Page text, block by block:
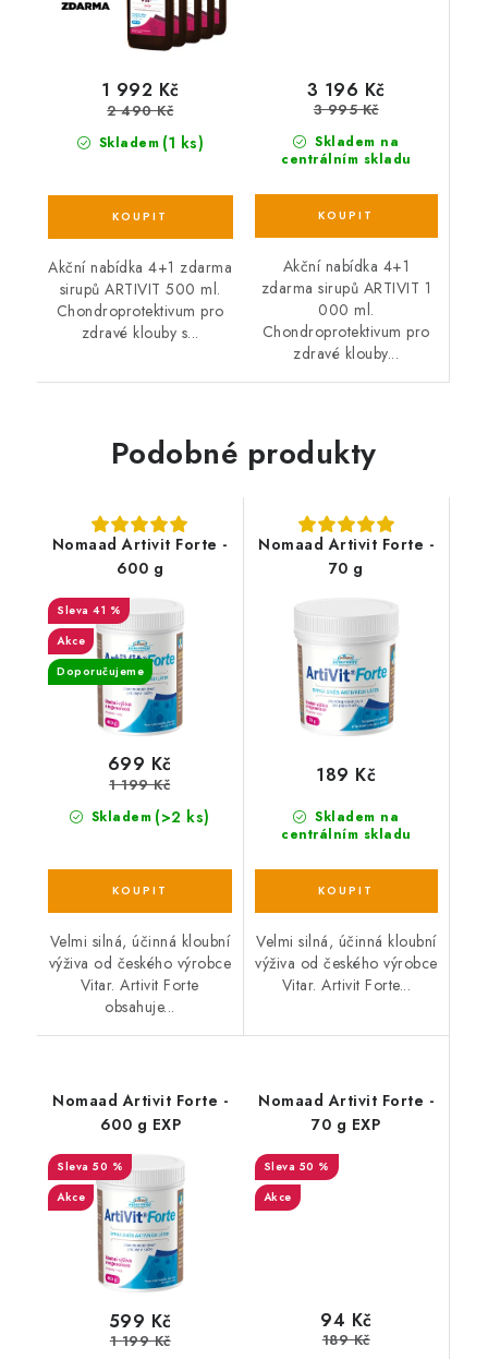
Skladem (1 ks)
1 992 Kč
2 490 Kč
Akční nabídka 4+1 zdarma
sirupů ARTIVIT 500 ml.
Chondroprotektivum pro
zdravé klouby s...
Skladem na
centrálním skladu
3 196 Kč
3 995 Kč
Akční nabídka 4+1
zdarma sirupů ARTIVIT 1
000 ml.
Chondroprotektivum pro
zdravé klouby...
Podobné produkty
Nomaad Artivit Forte -
600 g
41 %
Akce
Doporučujeme
Skladem (>2 ks)
699 Kč
1 199 Kč
Velmi silná, účinná kloubní
výživa od českého výrobce
Vitar. Artivit Forte
obsahuje...
Nomaad Artivit Forte -
70 g
Skladem na
centrálním skladu
189 Kč
Velmi silná, účinná kloubní
výživa od českého výrobce
Vitar. Artivit Forte...
Nomaad Artivit Forte -
600 g EXP
50 %
Akce
599 Kč
1 199 Kč
Nomaad Artivit Forte -
70 g EXP
50 %
Akce
94 Kč
189 Kč